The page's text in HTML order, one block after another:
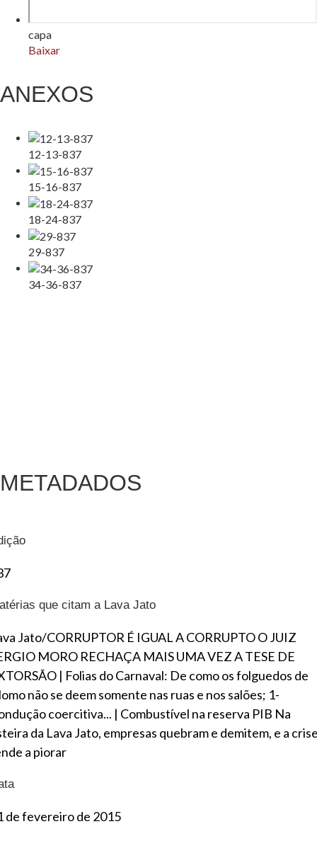
capa
Baixar
ANEXOS
12-13-837
15-16-837
18-24-837
29-837
34-36-837
METADADOS
que citam a Lava Jato
Jato/CORRUPTOR É IGUAL A CORRUPTO O JUIZ
MORO RECHAÇA MAIS UMA VEZ A TESE DE
| Folias do Carnaval: De como os folguedos de
não se deem somente nas ruas e nos salões; 1-
coercitiva... | Combustível na reserva PIB Na
da Lava Jato, empresas quebram e demitem, e a
a piorar
de fevereiro de 2015